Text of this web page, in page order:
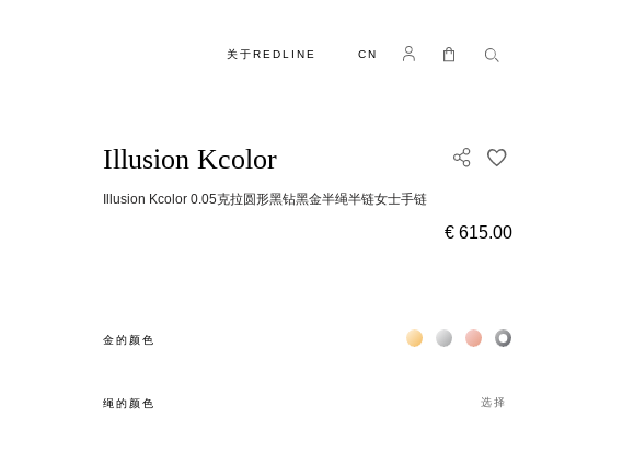
关于REDLINE CN Log in 我的购物车
Illusion Kcolor
Illusion Kcolor 0.05克拉圆形黑钻黑金半绳半链女士手链
€ 615.00
金的颜色 Жёлтое золото 18К
Белое золото 18К
Розовое золото 18К
Чёрное золото 18К
绳的颜色 选择